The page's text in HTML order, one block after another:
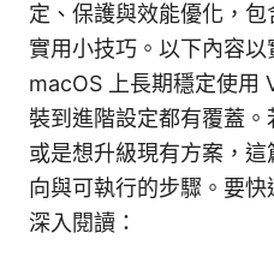
定、保護與效能優化，
實用小技巧。以下內容
macOS 上長期穩定使用
裝到進階設定都有覆蓋
或是想升級現有方案，
向與可執行的步驟。要
深入閱讀：